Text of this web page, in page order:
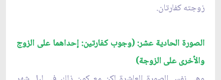
زوجته كفارتان.
الصورة الحادية عشر: (وجوب كفارتين: إحداهما على الزوج
والأخرى على الزوجة)